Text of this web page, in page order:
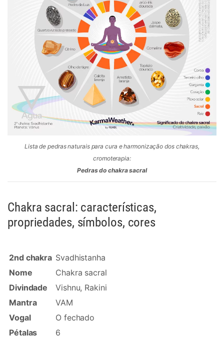
Lista de pedras naturais para cura e harmonização dos chakras,
cromoterapia:
Pedras do chakra sacral
Chakra sacral: características,
propriedades, símbolos, cores
2nd chakra Svadhistanha
Nome
Chakra sacral
Divindade
Vishnu, Rakini
Mantra
VAM
Vogal
O fechado
Pétalas
6